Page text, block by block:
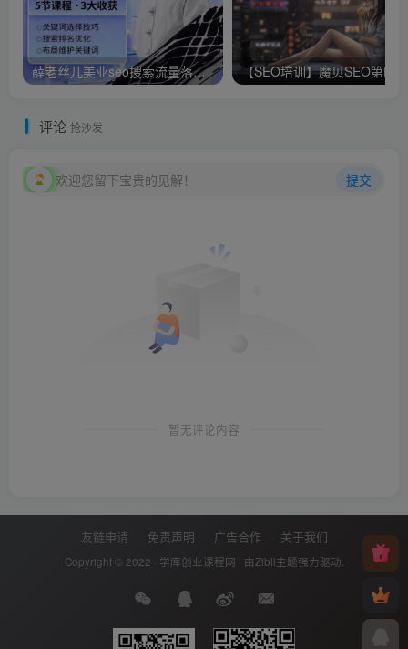
薛老丝儿美业seo搜索流量落地课，一周暴涨20w粉丝，全干货讲解 【SEO培训】魔贝SEO第四期
评论 抢沙发
欢迎您留下宝贵的见解！ 提交
暂无评论内容
友链申请 免责声明 广告合作 关于我们
Copyright © 2022 · 学库创业课程网 · 由Zibll主题强力驱动.